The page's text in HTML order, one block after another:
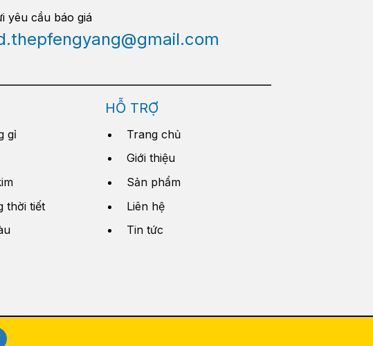
yêu cầu báo giá
gỉ
thời tiết
HỖ TRỢ
Trang chủ
Giới thiệu
Sản phẩm
Liên hệ
Tin tức